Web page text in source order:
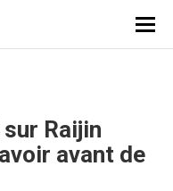
Raijin
avant de